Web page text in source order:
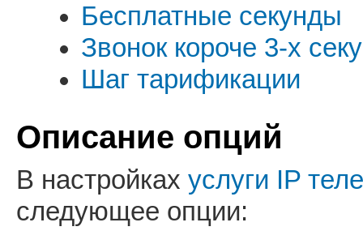
Бесплатные секунды
Звонок короче 3-х
Шаг тарификации
Описание опций
В настройках услуги IP
следующее опции: